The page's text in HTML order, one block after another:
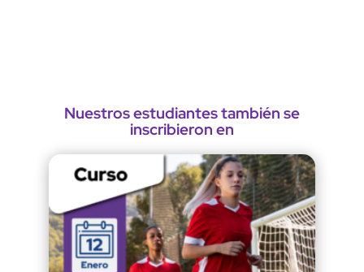
Nuestros estudiantes también se
inscribieron en